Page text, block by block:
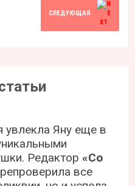
СЛЕДУЮЩАЯ
увлекла Яну еще в
Редактор«Со
все